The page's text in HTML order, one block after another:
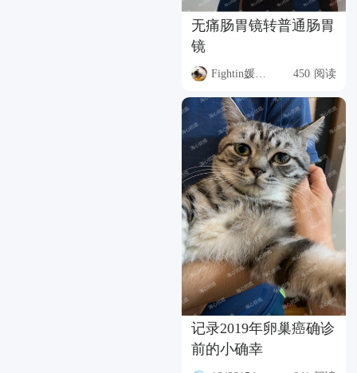
无痛肠胃镜转普通肠胃
镜
Fightin媛小董 450 阅读
记录2019年卵巢癌确诊
前的小确幸